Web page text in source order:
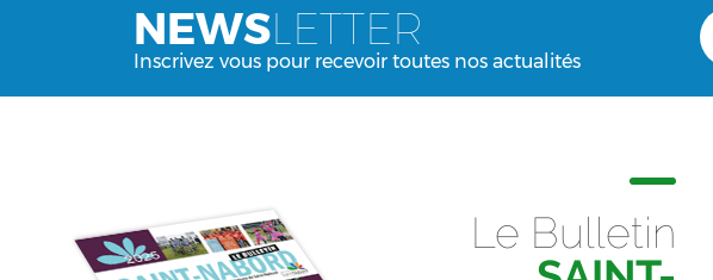
NEWSLETTER
Inscrivez vous pour recevoir toutes nos actualités
Le Bulletin